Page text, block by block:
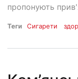
пропонують
Теги Сигарети